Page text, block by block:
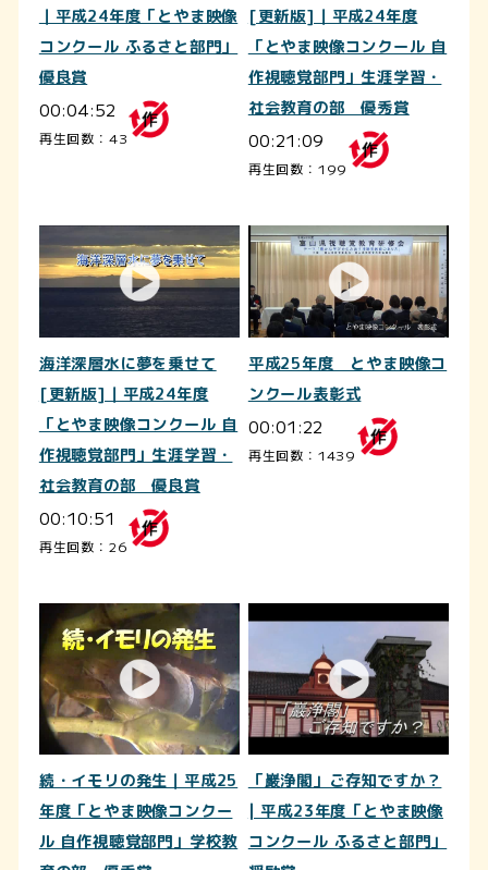
｜平成24年度「とやま映像
コンクール ふるさと部門」
優良賞
00:04:52
再生回数：43
[更新版]｜平成24年度
「とやま映像コンクール 自
作視聴覚部門」生涯学習・
社会教育の部 優秀賞
00:21:09
再生回数：199
海洋深層水に夢を乗せて
[更新版]｜平成24年度
「とやま映像コンクール 自
作視聴覚部門」生涯学習・
社会教育の部 優良賞
00:10:51
再生回数：26
平成25年度 とやま映像コ
ンクール表彰式
00:01:22
再生回数：1439
続・イモリの発生｜平成25
年度「とやま映像コンクー
ル 自作視聴覚部門」学校教
「巖浄閣」ご存知ですか？
| 平成23年度「とやま映像
コンクール ふるさと部門」